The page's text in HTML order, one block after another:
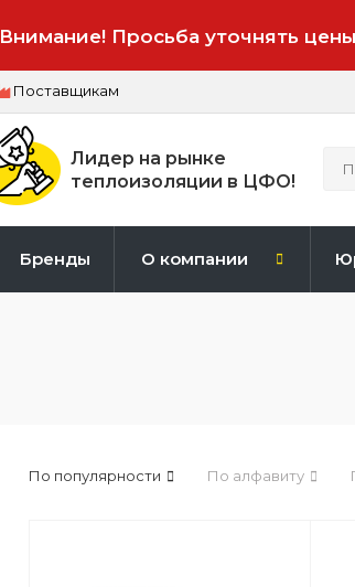
Внимание! Просьба уточнять
Поставщикам
Лидер на рынке
теплоизоляции в ЦФО!
Бренды О компании
По популярности По алфавиту